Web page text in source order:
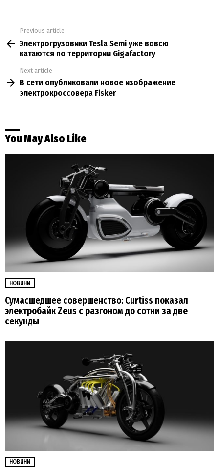
more
Previous article
Электрогрузовики Tesla Semi уже вовсю
катаются по территории Gigafactory
Next article
В сети опубликовали новое изображение
электрокроссовера Fisker
You May Also Like
НОВИНИ
Сумасшедшее совершенство: Curtiss показал
электробайк Zeus с разгоном до сотни за две
секунды
НОВИНИ